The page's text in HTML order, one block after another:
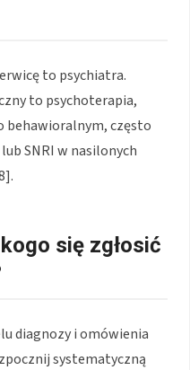
to psychiatra.
to psychoterapia,
behawioralnym, często
SNRI w nasilonych
się zgłosić
diagnozy i omówienia
systematyczną